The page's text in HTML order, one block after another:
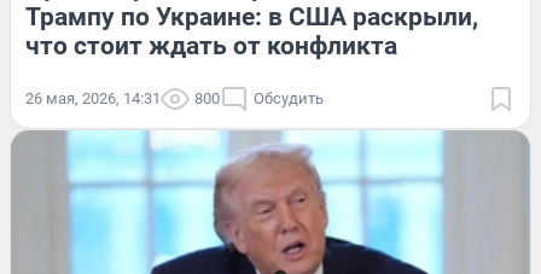
Трампу по Украине: в США раскрыли,
что стоит ждать от конфликта
26 мая, 2026, 14:31 800 Обсудить